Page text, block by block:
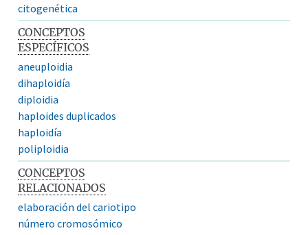
citogenética
CONCEPTOS
ESPECÍFICOS
aneuploidia
dihaploidía
diploidia
haploides duplicados
haploidía
poliploidia
CONCEPTOS
RELACIONADOS
elaboración del cariotipo
número cromosómico